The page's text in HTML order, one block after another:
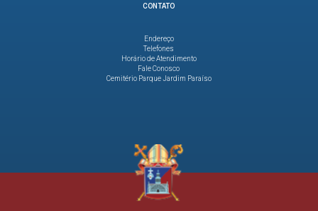
CONTATO
Endereço
Telefones
Horário de Atendimento
Fale Conosco
Cemitério Parque Jardim Paraíso